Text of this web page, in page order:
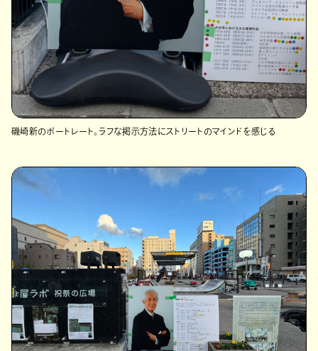
磯崎新のポートレート。ラフな掲示方法にストリートのマインドを感じる